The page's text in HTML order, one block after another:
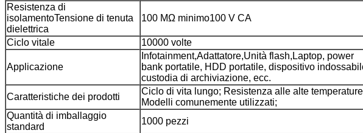
Resistenza di
isolamentoTensione di tenuta
dielettrica
100 MΩ minimo100 V CA
Ciclo vitale 10000 volte
Applicazione
Infotainment,Adattatore,Unità flash, Laptop, power
bank portatile, HDD portatile, dispositivo
custodia di archiviazione, ecc.
Caratteristiche dei prodotti
Ciclo di vita lungo; Resistenza alle alte
Modelli comunemente utilizzati;
Quantità di imballaggio
standard
1000 pezzi